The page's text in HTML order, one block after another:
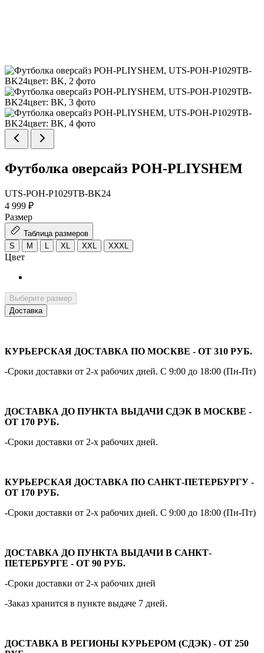
Футболка оверсайз POH-PLIYSHEM
UTS-POH-P1029ТB-BK24
4 999 ₽
Размер
Таблица размеров
S
M XL XXL XXXL
Цвет
Выберите размер
Доставка
КУРЬЕРСКАЯ ДОСТАВКА ПО МОСКВЕ - ОТ 310 РУБ.
-Сроки доставки от 2-х рабочих дней. С 9:00 до 18:00 (Пн-Пт)
ДОСТАВКА ДО ПУНКТА ВЫДАЧИ СДЭК В МОСКВЕ -
ОТ 170 РУБ.
-Сроки доставки от 2-х рабочих дней.
КУРЬЕРСКАЯ ДОСТАВКА ПО САНКТ-ПЕТЕРБУРГУ -
ОТ 170 РУБ.
-Сроки доставки от 2-х рабочих дней. С 9:00 до 18:00 (Пн-Пт)
ДОСТАВКА ДО ПУНКТА ВЫДАЧИ В САНКТ-
ПЕТЕРБУРГЕ - ОТ 90 РУБ.
-Сроки доставки от 2-х рабочих дней
-Заказ хранится в пункте выдаче 7 дней.
ДОСТАВКА В РЕГИОНЫ КУРЬЕРОМ (СДЭК) - ОТ 250